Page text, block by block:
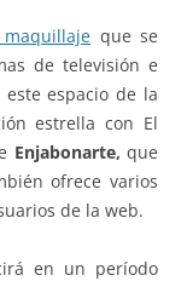
que se
de televisión e
espacio de la
estrella con El
Enjabonarte, que
ofrece varios
de la web.
en un período